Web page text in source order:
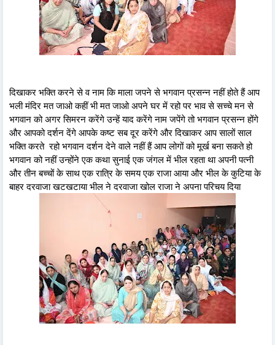
दिखाकर भक्ति करने से व नाम कि माला जपने से भगवान प्रसन्न नहीं होते हैं आप
भली मंदिर मत जाओ कहीं भी मत जाओ अपने घर में रहो पर भाव से सच्चे मन से
भगवान को अगर सिमरन करेंगे उन्हें याद करेंगे नाम जपेंगे तो भगवान प्रसन्न होंगे
और आपको दर्शन देंगे आपके कष्ट सब दूर करेंगे और दिखाकर आप सालों साल
भक्ति करते रहो भगवान दर्शन देने वाले नहीं हैं आप लोगों को मूर्ख बना सकते हो
भगवान को नहीं उन्होंने एक कथा सुनाई एक जंगल में भील रहता था अपनी पत्नी
और तीन बच्चों के साथ एक रात्रि के समय एक राजा आया और भील के कुटिया के
बाहर दरवाजा खटखटाया भील ने दरवाजा खोल राजा ने अपना परिचय दिया